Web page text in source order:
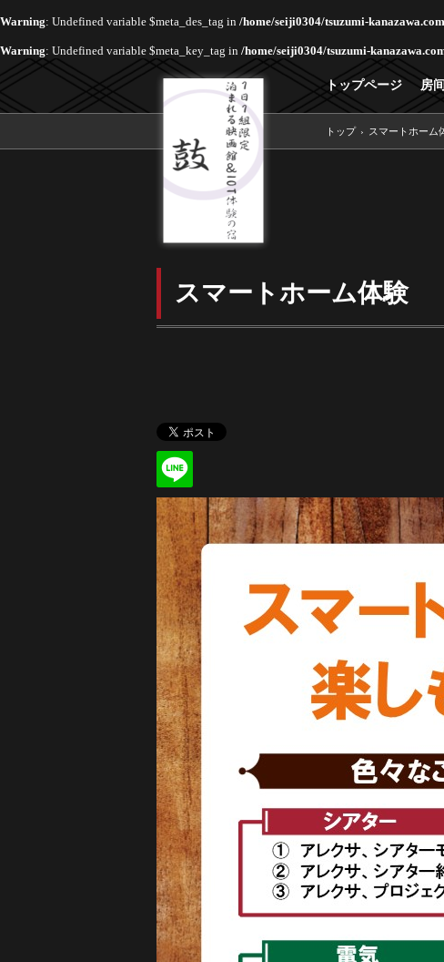
Warning: Undefined variable $meta_des_tag in /home/seiji0304/tsuzumi-
Warning: Undefined variable $meta_key_tag in /home/seiji0304/tsuzumi-
トップページ 房
トップ › スマートホーム
スマートホーム体験